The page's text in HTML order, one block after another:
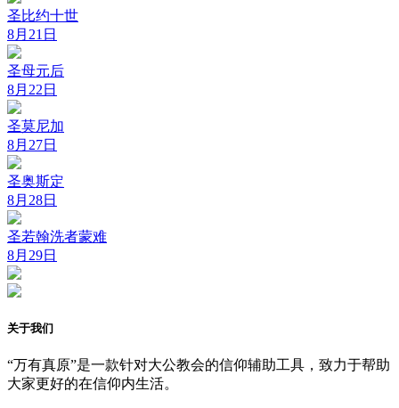
圣比约十世
8月21日
圣母元后
8月22日
圣莫尼加
8月27日
圣奥斯定
8月28日
圣若翰洗者蒙难
8月29日
关于我们
“万有真原”是一款针对大公教会的信仰辅助工具，致力于帮助
大家更好的在信仰内生活。